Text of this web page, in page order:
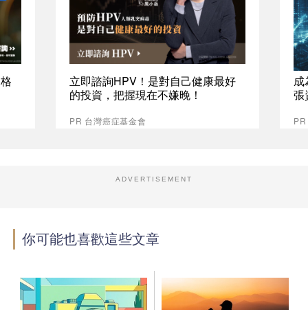
立即諮詢HPV！是對自己健康最好
的投資，把握現在不嫌晚！
PR 台灣癌症基金會
成
張
ADVERTISEMENT
你可能也喜歡這些文章